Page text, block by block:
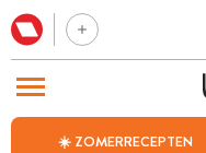
☀️ ZOMERRECEPTEN
BEZOEK ONZE ANDERE WEBSITES